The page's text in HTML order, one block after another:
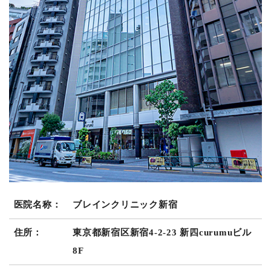
医院名称： ブレインクリニック新宿
住所：
東京都新宿区新宿4-2-23 新四curumuビル
8F